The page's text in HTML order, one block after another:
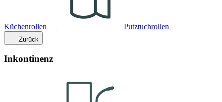
Küchenrollen Putztuchrollen
Zurück
Inkontinenz